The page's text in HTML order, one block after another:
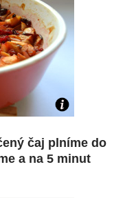
čaj plníme do
a na 5 minut